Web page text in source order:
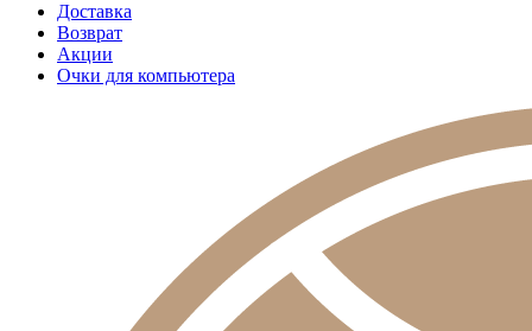
Доставка
Возврат
Акции
Очки для компьютера